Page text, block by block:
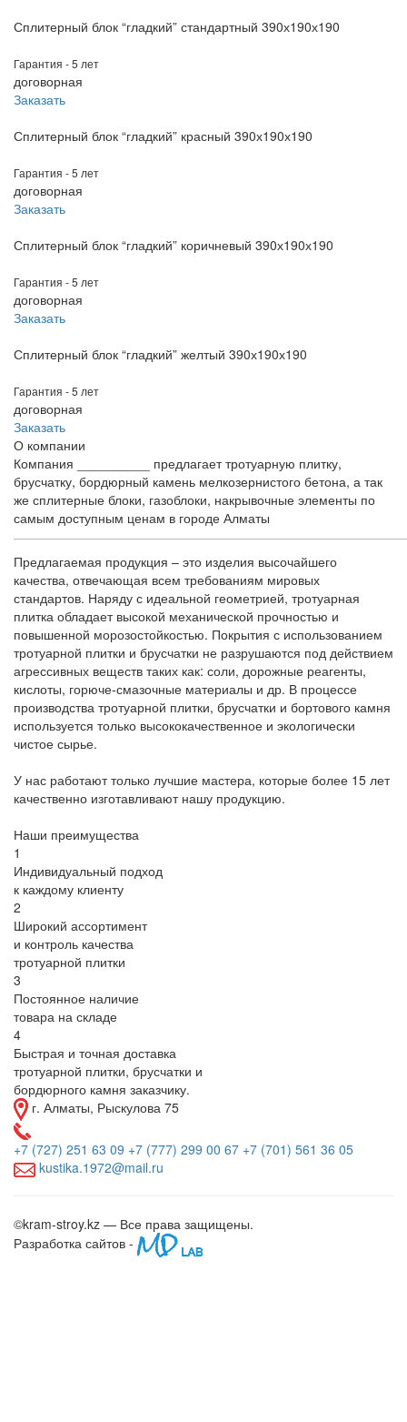
Сплитерный блок “гладкий” стандартный 390х190х190
Гарантия - 5 лет
договорная
Заказать
Сплитерный блок “гладкий” красный 390х190х190
Гарантия - 5 лет
договорная
Заказать
Сплитерный блок “гладкий” коричневый 390х190х190
Гарантия - 5 лет
договорная
Заказать
Сплитерный блок “гладкий” желтый 390х190х190
Гарантия - 5 лет
договорная
Заказать
О компании
Компания __________ предлагает тротуарную плитку,
брусчатку, бордюрный камень мелкозернистого бетона, а так
же сплитерные блоки, газоблоки, накрывочные элементы по
самым доступным ценам в городе Алматы
Предлагаемая продукция – это изделия высочайшего
качества, отвечающая всем требованиям мировых
стандартов. Наряду с идеальной геометрией, тротуарная
плитка обладает высокой механической прочностью и
повышенной морозостойкостью. Покрытия с использованием
тротуарной плитки и брусчатки не разрушаются под действием
агрессивных веществ таких как: соли, дорожные реагенты,
кислоты, горюче-смазочные материалы и др. В процессе
производства тротуарной плитки, брусчатки и бортового камня
используется только высококачественное и экологически
чистое сырье.
У нас работают только лучшие мастера, которые более 15 лет
качественно изготавливают нашу продукцию.
Наши преимущества
1
Индивидуальный подход
к каждому клиенту
2
Широкий ассортимент
и контроль качества
тротуарной плитки
3
Постоянное наличие
товара на складе
4
Быстрая и точная доставка
тротуарной плитки, брусчатки и
бордюрного камня заказчику.
г. Алматы, Рыскулова 75
+7 (727) 251 63 09 +7 (777) 299 00 67 +7 (701) 561 36 05
kustika.1972@mail.ru
©kram-stroy.kz — Все права защищены.
Разработка сайтов -